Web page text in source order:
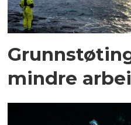
mindre